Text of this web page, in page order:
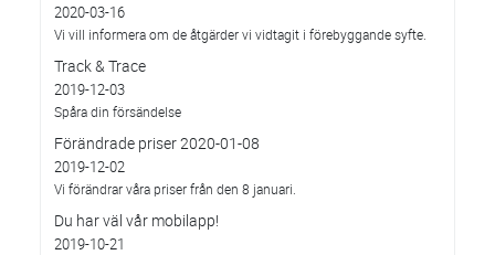
2020-03-16
Vi vill informera om de åtgärder vi vidtagit i förebyggande syfte.
Track & Trace
2019-12-03
Spåra din försändelse
Förändrade priser 2020-01-08
2019-12-02
Vi förändrar våra priser från den 8 januari.
Du har väl vår mobilapp!
2019-10-21